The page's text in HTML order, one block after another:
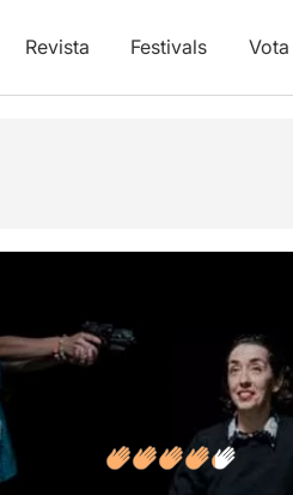
Revista Festivals
Articles